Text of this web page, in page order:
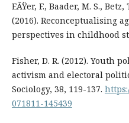
EÃŸer, F., Baader, M. S.,
(2016). Reconceptualising
perspectives in childhood
Fisher, D. R. (2012). Youth
activism and electoral
Sociology, 38, 119-137.
071811-145439